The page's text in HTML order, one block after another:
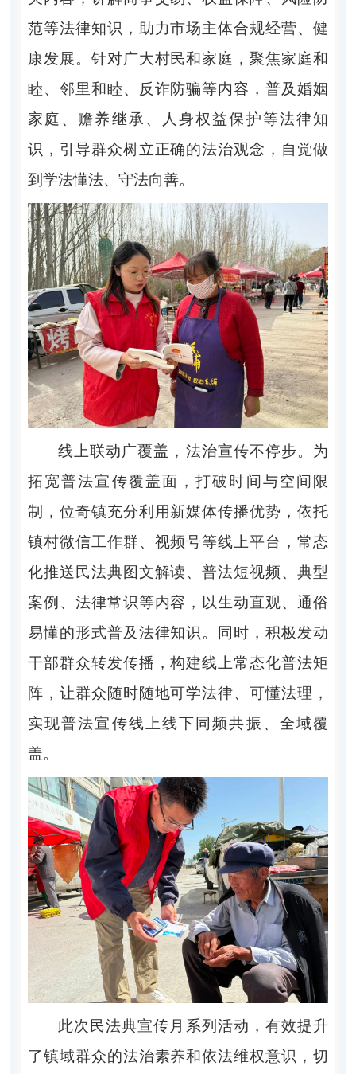
范等法律知识，助力市场主体合规经营、健
康发展。针对广大村民和家庭，聚焦家庭和
睦、邻里和睦、反诈防骗等内容，普及婚姻
家庭、赡养继承、人身权益保护等法律知
识，引导群众树立正确的法治观念，自觉做
到学法懂法、守法向善。
线上联动广覆盖，法治宣传不停步。 为
拓宽普法宣传覆盖面，打破时间与空间限
制，位奇镇充分利用新媒体传播优势，依托
镇村微信工作群、视频号等线上平台，常态
化推送民法典图文解读、普法短视频、典型
案例、法律常识等内容，以生动直观、通俗
易懂的形式普及法律知识。同时，积极发动
干部群众转发传播，构建线上常态化普法矩
阵，让群众随时随地可学法律、可懂法理，
实现普法宣传线上线下同频共振、全域覆
盖。
此次民法典宣传月系列活动，有效提升
了镇域群众的法治素养和依法维权意识，切